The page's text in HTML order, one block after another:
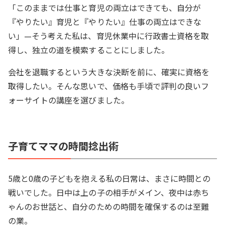
「このままでは仕事と育児の両立はできても、自分が
『やりたい』育児と『やりたい』仕事の両立はできな
い」—そう考えた私は、育児休業中に行政書士資格を取
得し、独立の道を模索することにしました。
会社を退職するという大きな決断を前に、確実に資格を
取得したい。そんな思いで、価格も手頃で評判の良いフ
ォーサイトの講座を選びました。
子育てママの時間捻出術
5歳と0歳の子どもを抱える私の日常は、まさに時間との
戦いでした。日中は上の子の相手がメイン、夜中は赤ち
ゃんのお世話と、自分のための時間を確保するのは至難
の業。